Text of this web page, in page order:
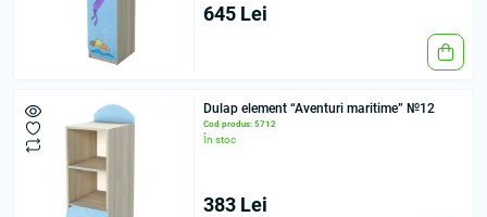
645 Lei
Dulap element “Aventuri maritime” №12
Cod produs: 5712
În stoc
383 Lei